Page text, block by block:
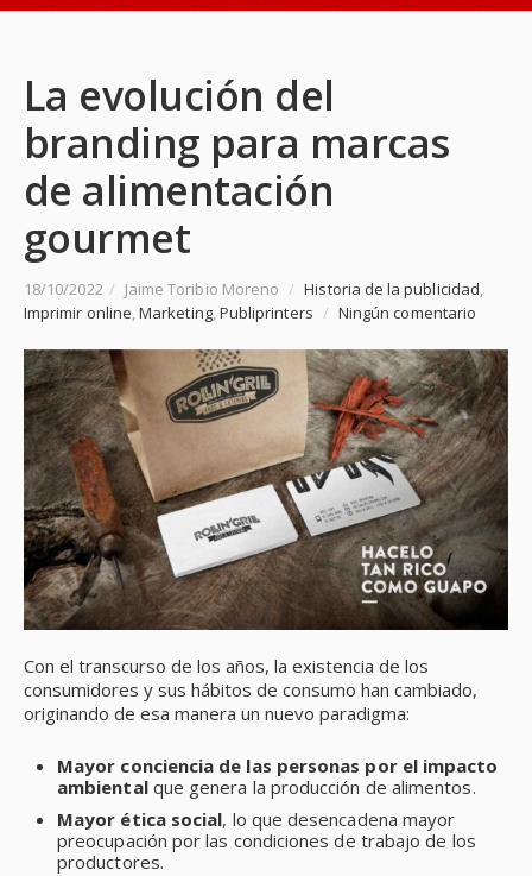
La evolución del
branding para marcas
de alimentación
gourmet
18/10/2022 / Jaime Toribio Moreno / Historia de la publicidad,
Imprimir online,Marketing,Publiprinters / Ningún comentario
Con el transcurso de los años, la existencia de los
consumidores y sus hábitos de consumo han cambiado,
originando de esa manera un nuevo paradigma:
Mayor conciencia de las personas por el impacto
ambientalque genera la producción de alimentos.
Mayor ética social, lo que desencadena mayor
preocupación por las condiciones de trabajo de los
productores.